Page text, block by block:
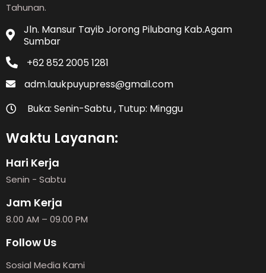
Tahunan.
Jln. Mansur Tayib Jorong Pilubang Kab.Agam
Sumbar
+62 852 2005 1281
adm.laukpuyupress@gmail.com
Buka: Senin-Sabtu , Tutup: Minggu
Waktu Layanan:
Hari Kerja
Senin - Sabtu
Jam Kerja
8.00 AM – 09.00 PM
Follow Us
Sosial Media Kami